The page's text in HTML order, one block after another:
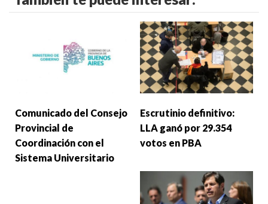
Comunicado del Consejo
Provincial de
Coordinación con el
Sistema Universitario
Escrutinio definitivo:
LLA ganó por 29.354
votos en PBA